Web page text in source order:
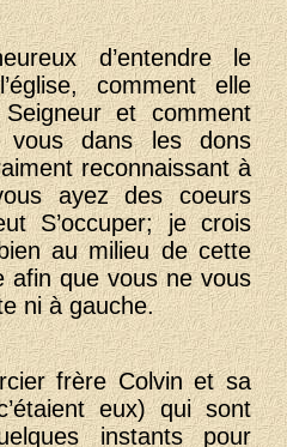
d’entendre le
comment elle
et comment
vous dans les dons
reconnaissant à
ayez des coeurs
S’occuper; je crois
au milieu de cette
afin que vous ne vous
ni à gauche.
frère Colvin et sa
eux) qui sont
instants pour